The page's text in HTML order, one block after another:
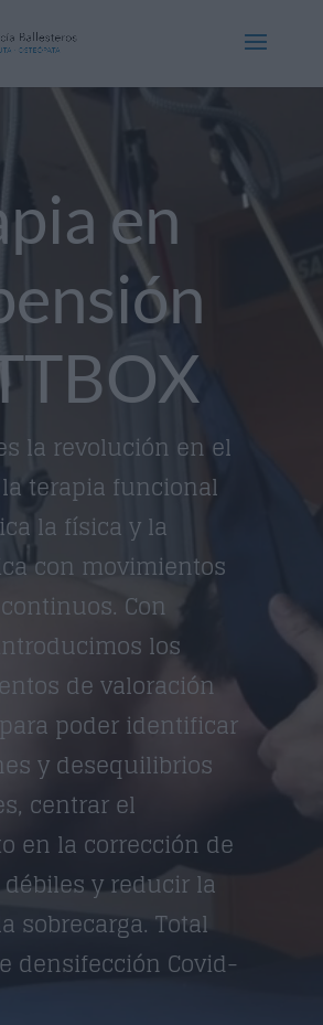
en
la revolución en el
terapia funcional
la física y la
con movimientos
Con
los
de valoración
poder identificar
y desequilibrios
centrar el
en la corrección de
y reducir la
sobrecarga. Total
densifección Covid-